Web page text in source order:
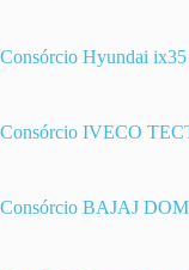
Consórcio Hyundai
Consórcio IVECO
Consórcio BAJAJ